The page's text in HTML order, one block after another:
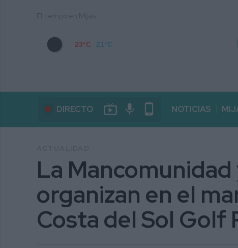
23°C 21°C
DIRECTO live_tv mic phone_android NOTICIAS
La
organizan en el
Costa del Sol Golf